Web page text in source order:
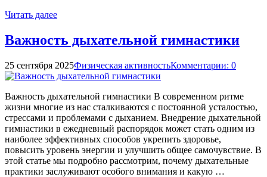
Читать далее
Важность дыхательной гимнастики
25 сентября 2025Физическая активностьКомментарии: 0
Важность дыхательной гимнастики В современном ритме
жизни многие из нас сталкиваются с постоянной усталостью,
стрессами и проблемами с дыханием. Внедрение дыхательной
гимнастики в ежедневный распорядок может стать одним из
наиболее эффективных способов укрепить здоровье,
повысить уровень энергии и улучшить общее самочувствие. В
этой статье мы подробно рассмотрим, почему дыхательные
практики заслуживают особого внимания и какую …